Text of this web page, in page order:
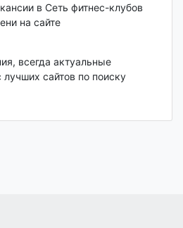
в Сеть фитнес-клубов
на сайте
всегда актуальные
сайтов по поиску